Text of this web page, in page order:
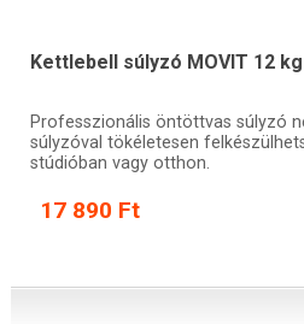
Kettlebell súlyzó MOVIT 12
Professzionális öntöttvas súlyzó
súlyzóval tökéletesen
stúdióban vagy otthon.
17 890 Ft